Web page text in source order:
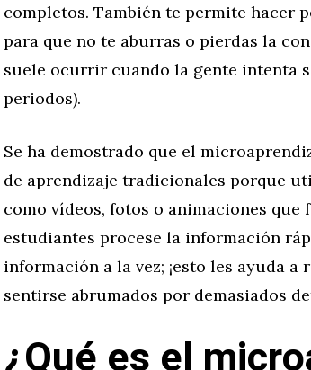
completos. También te permite hacer
para que no te aburras o pierdas la
suele ocurrir cuando la gente intenta
periodos).
Se ha demostrado que el
de aprendizaje tradicionales porque
como vídeos, fotos o animaciones
estudiantes procese la información
información a la vez; ¡esto les ayuda
sentirse abrumados por demasiados
¿Qué es el